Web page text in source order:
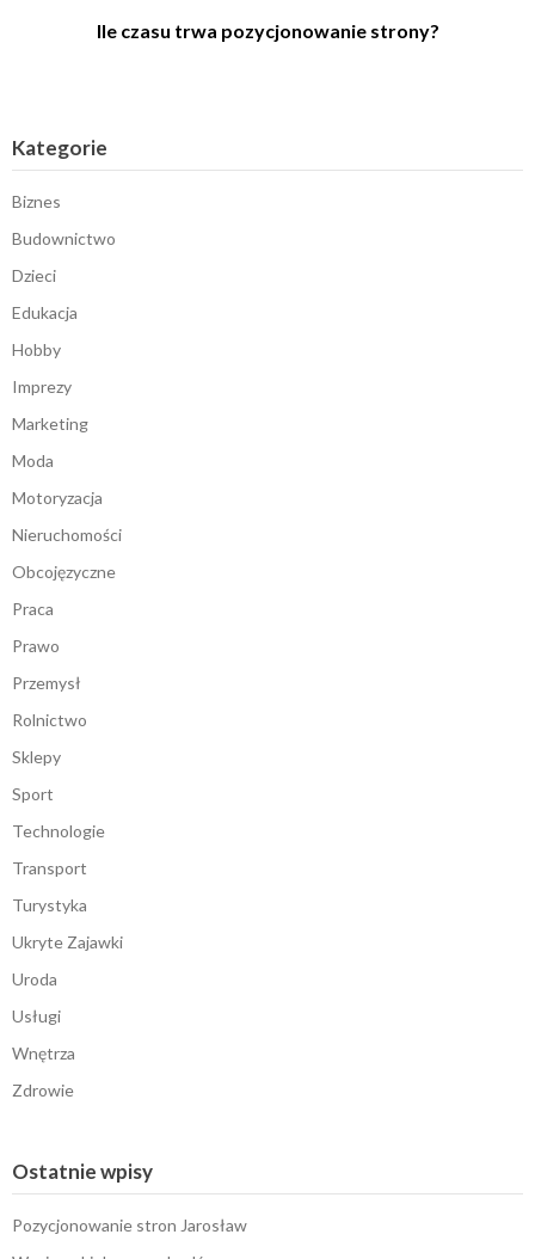
Ile czasu trwa pozycjonowanie strony?
Kategorie
Biznes
Budownictwo
Dzieci
Edukacja
Hobby
Imprezy
Marketing
Moda
Motoryzacja
Nieruchomości
Obcojęzyczne
Praca
Prawo
Przemysł
Rolnictwo
Sklepy
Sport
Technologie
Transport
Turystyka
Ukryte Zajawki
Uroda
Usługi
Wnętrza
Zdrowie
Ostatnie wpisy
Pozycjonowanie stron Jarosław